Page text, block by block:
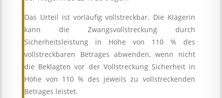
Das Urteil ist vorläufig vollstreckbar. Die Klägerin
kann die Zwangsvollstreckung durch
Sicherheitsleistung in Höhe von 110 % des
vollstreckbaren Betrages abwenden, wenn nicht
die Beklagten vor der Vollstreckung Sicherheit in
Höhe von 110 % des jeweils zu vollstreckenden
Betrages leistet.